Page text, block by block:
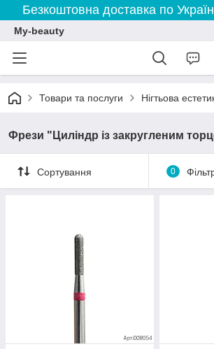
Безкоштовна доставка по
My-beauty
Товари та послуги Нігтьова
Фрези "Циліндр із закругленим
Сортування 0